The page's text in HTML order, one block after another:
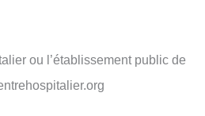
ou l’établissement public de